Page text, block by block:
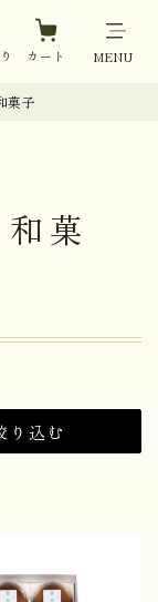
カート MENU
菓子
菓
り込む